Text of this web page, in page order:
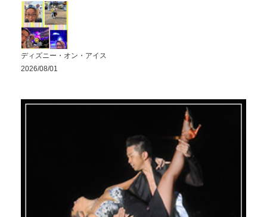
ディズニー・オン・アイス
2026/08/01